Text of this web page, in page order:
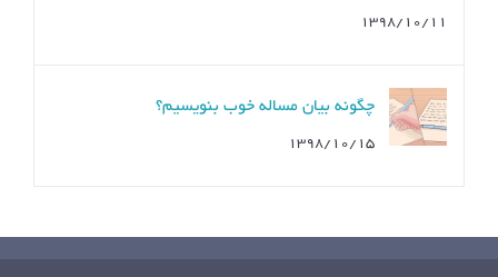
۱۳۹۸/۱۰/۱۱
چگونه بیان مساله خوب بنویسیم؟
۱۳۹۸/۱۰/۱۵